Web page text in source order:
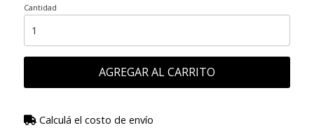
Cantidad
AGREGAR AL CARRITO
Calculá el costo de envío